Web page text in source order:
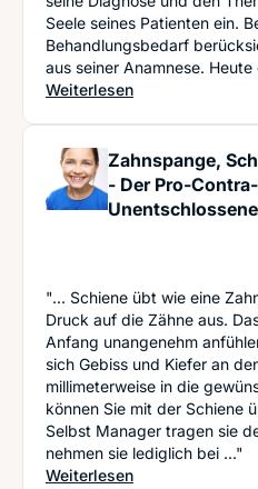
Seele seines Patienten ein.
Behandlungsbedarf
aus seiner Anamnese.
Weiterlesen: Ganzheitliche
Zahnspange,
- Der Pro-
Unentschlossene
"... Schiene übt wie eine
Druck auf die Zähne aus.
Anfang unangenehm
sich Gebiss und Kiefer an
millimeterweise in die
können Sie mit der Schiene
Selbst Manager tragen sie
nehmen sie lediglich bei ..."
Weiterlesen: Zahnspange,